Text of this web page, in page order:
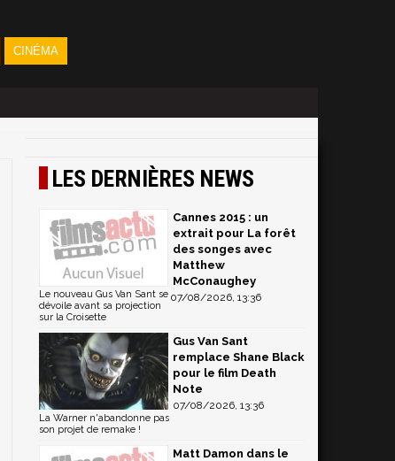
CINÉMA
LES DERNIÈRES NEWS
Cannes 2015 : un
extrait pour La forêt
des songes avec
Matthew
McConaughey
07/08/2026, 13:36
Le nouveau Gus Van Sant se
dévoile avant sa projection
sur la Croisette
Gus Van Sant
remplace Shane Black
pour le film Death
Note
07/08/2026, 13:36
La Warner n'abandonne pas
son projet de remake !
Matt Damon dans le